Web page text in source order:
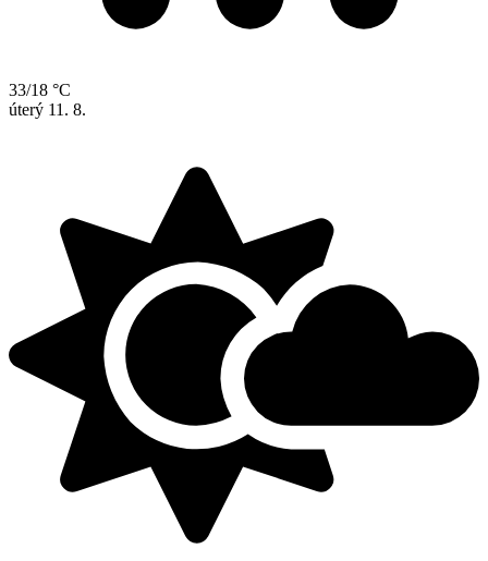
33/18 °C
úterý 11. 8.